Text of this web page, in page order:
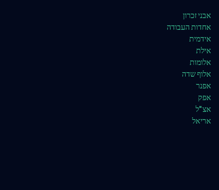
אבני זכרון
אחדות העבודה
אידמית
אילת
אלומות
אלוף שדה
אפנר
אפק
אצ"ל
אריאל